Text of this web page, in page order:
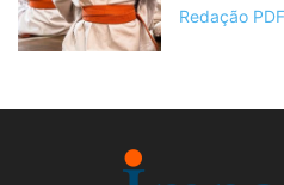
Redação PDF